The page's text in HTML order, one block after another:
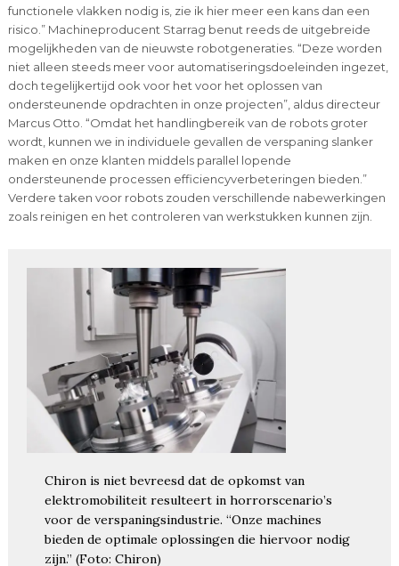
functionele vlakken nodig is, zie ik hier meer een kans dan een
risico.” Machineproducent Starrag benut reeds de uitgebreide
mogelijkheden van de nieuwste robotgeneraties. “Deze worden
niet alleen steeds meer voor automatiseringsdoeleinden ingezet,
doch tegelijkertijd ook voor het voor het oplossen van
ondersteunende opdrachten in onze projecten”, aldus directeur
Marcus Otto. “Omdat het handlingbereik van de robots groter
wordt, kunnen we in individuele gevallen de verspaning slanker
maken en onze klanten middels parallel lopende
ondersteunende processen efficiencyverbeteringen bieden.”
Verdere taken voor robots zouden verschillende nabewerkingen
zoals reinigen en het controleren van werkstukken kunnen zijn.
Chiron is niet bevreesd dat de opkomst van
elektromobiliteit resulteert in horrorscenario’s
voor de verspaningsindustrie. “Onze machines
bieden de optimale oplossingen die hiervoor nodig
zijn.” (Foto: Chiron)